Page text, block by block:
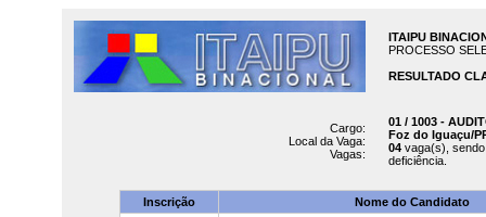
ITAIPU
PROCESSO
RESULTADO
Cargo:
Local da Vaga:
Vagas:
01 / 1003 -
Foz do Iguaçu/
04vaga(s),
deficiência.
Inscrição
Nome do Candidato